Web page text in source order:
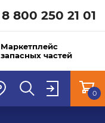
8 800 250 21 01
Маркетплейс
запасных частей
0